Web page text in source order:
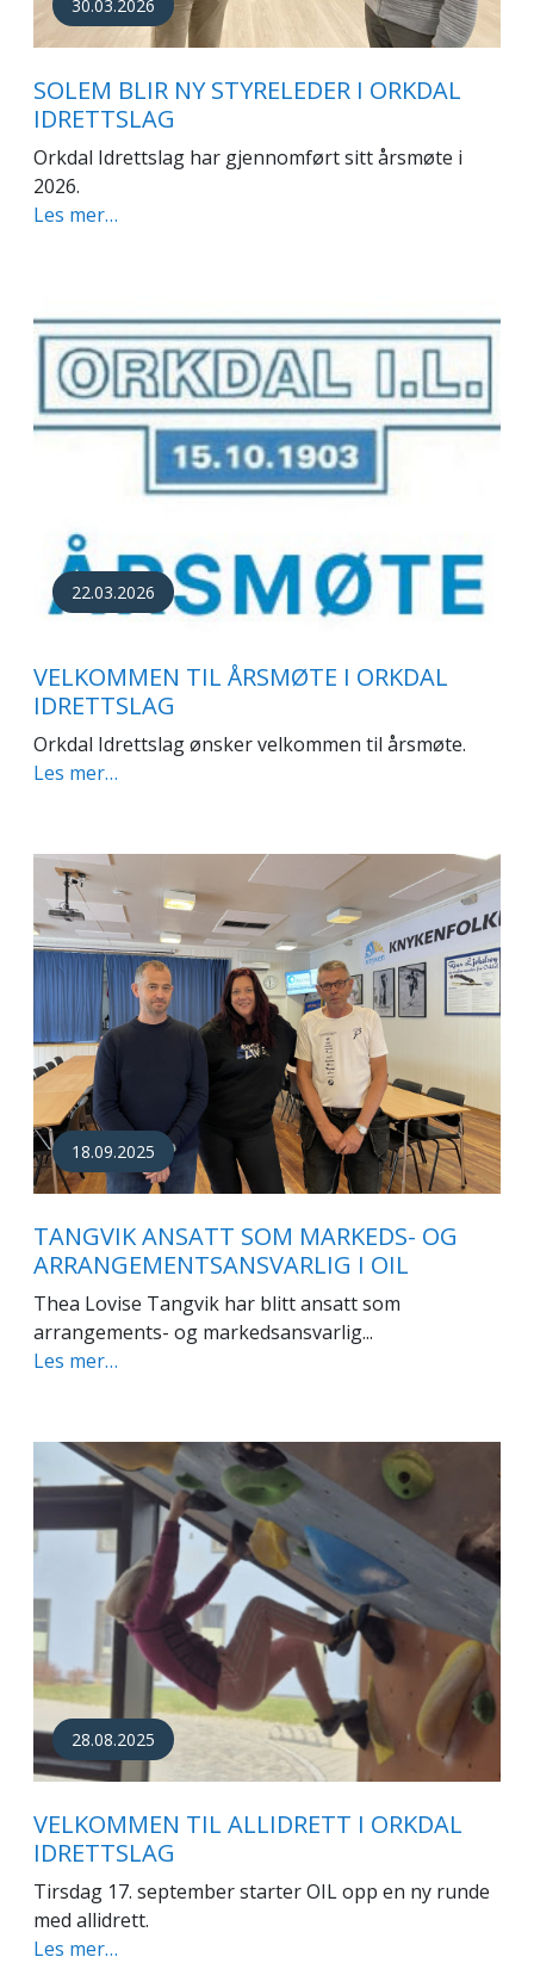
30.03.2026
SOLEM BLIR NY STYRELEDER I ORKDAL
IDRETTSLAG
Orkdal Idrettslag har gjennomført sitt årsmøte i
2026.
Les mer…
22.03.2026
VELKOMMEN TIL ÅRSMØTE I ORKDAL
IDRETTSLAG
Orkdal Idrettslag ønsker velkommen til årsmøte.
Les mer…
18.09.2025
TANGVIK ANSATT SOM MARKEDS- OG
ARRANGEMENTSANSVARLIG I OIL
Thea Lovise Tangvik har blitt ansatt som
arrangements- og markedsansvarlig...
Les mer…
28.08.2025
VELKOMMEN TIL ALLIDRETT I ORKDAL
IDRETTSLAG
Tirsdag 17. september starter OIL opp en ny runde
med allidrett.
Les mer…